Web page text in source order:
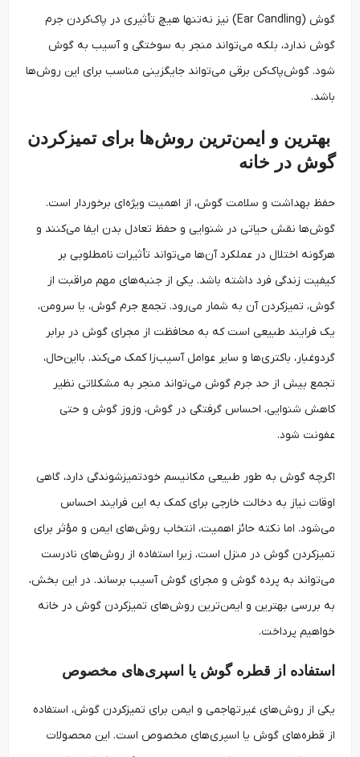
گوش (Ear Candling) نیز نه‌تنها هیچ تأثیری در پاک‌کردن جرم
گوش ندارد، بلکه می‌تواند منجر به سوختگی و آسیب به گوش
شود. گوش‌پاک‌کن برقی می‌تواند جایگزینی مناسب برای این روش‌ها
بهترین و ایمن‌ترین روش‌ها برای تمیزکردن
گوش در خانه
حفظ بهداشت و سلامت گوش، از اهمیت ویژه‌ای برخوردار است.
گوش‌ها نقش حیاتی در شنوایی و حفظ تعادل بدن ایفا می‌کنند و
هرگونه اختلال در عملکرد آن‌ها می‌تواند تأثیرات نامطلوبی بر
کیفیت زندگی فرد داشته باشد. یکی از جنبه‌های مهم مراقبت از
گوش، تمیزکردن آن به شمار می‌رود. تجمع جرم گوش، یا سرومن،
یک فرایند طبیعی است که به محافظت از مجرای گوش در برابر
گردوغبار، باکتری‌ها و سایر عوامل آسیب‌زا کمک می‌کند. بااین‌حال،
تجمع بیش از حد جرم گوش می‌تواند منجر به مشکلاتی نظیر
کاهش شنوایی، احساس گرفتگی در گوش، وزوز گوش و حتی
عفونت شود.
اگرچه گوش به طور طبیعی مکانیسم خودتمیزشوندگی دارد، گاهی
اوقات نیاز به دخالت خارجی برای کمک به این فرایند احساس
می‌شود. اما نکته حائز اهمیت، انتخاب روش‌های ایمن و مؤثر برای
تمیزکردن گوش در منزل است، زیرا استفاده از روش‌های نادرست
می‌تواند به پرده گوش و مجرای گوش آسیب برساند. در این بخش،
به بررسی بهترین و ایمن‌ترین روش‌های تمیزکردن گوش در خانه
خواهیم پرداخت.
استفاده از قطره گوش یا اسپری‌های مخصوص
یکی از روش‌های غیرتهاجمی و ایمن برای تمیزکردن گوش، استفاده
از قطره‌های گوش یا اسپری‌های مخصوص است. این محصولات